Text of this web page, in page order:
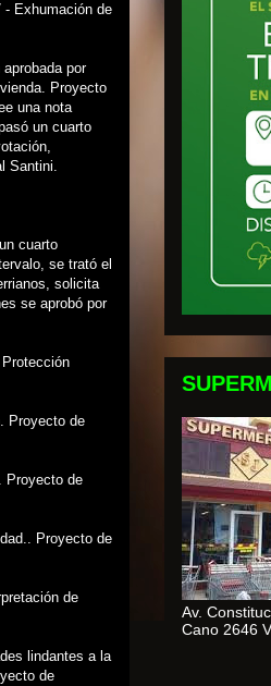
- Exhumación de
por
Proyecto
una nota
un cuarto
Santini.
cuarto
se trató el
solicita
se aprobó por
Proyecto de
Proyecto de
Proyecto de
de
lindantes a la
de
Av.
Cano 2646